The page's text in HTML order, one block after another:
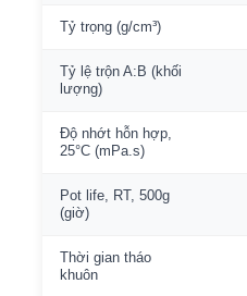
Tỷ trọng (g/cm³)
Tỷ lệ trộn A:B (khối
lượng)
Độ nhớt hỗn hợp,
25°C (mPa.s)
Pot life, RT, 500g
(giờ)
Thời gian tháo
khuôn